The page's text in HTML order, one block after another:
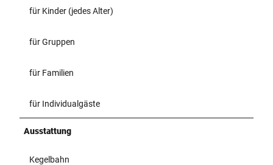
für Kinder (jedes Alter)
für Gruppen
für Familien
für Individualgäste
Ausstattung
Kegelbahn